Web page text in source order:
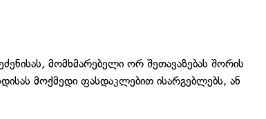
მომხმარებელი ორ შეთავაზებას შორის
მოქმედი ფასდაკლებით ისარგებლებს, ან